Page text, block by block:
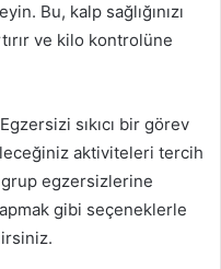
Bu, kalp sağlığınızı
ve kilo kontrolüne
Egzersizi sıkıcı bir görev
aktiviteleri tercih
egzersizlerine
gibi seçeneklerle